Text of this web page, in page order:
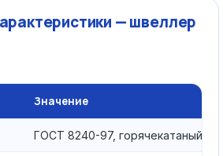
— швеллер
Значение
ГОСТ 8240-97, горячекатаный